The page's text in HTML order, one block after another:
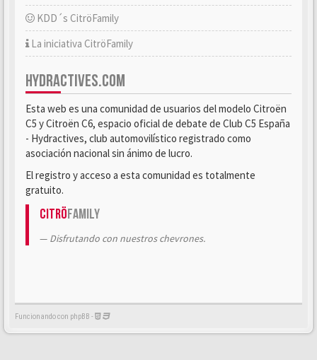
KDD´s CitröFamily
La iniciativa CitröFamily
HYDRACTIVES.COM
Esta web es una comunidad de usuarios del modelo Citroën
C5 y Citroën C6, espacio oficial de debate de Club C5 España
- Hydractives, club automovilístico registrado como
asociación nacional sin ánimo de lucro.
El registro y acceso a esta comunidad es totalmente
gratuito.
CitröFamily
Disfrutando con nuestros chevrones.
Funcionando con phpBB -